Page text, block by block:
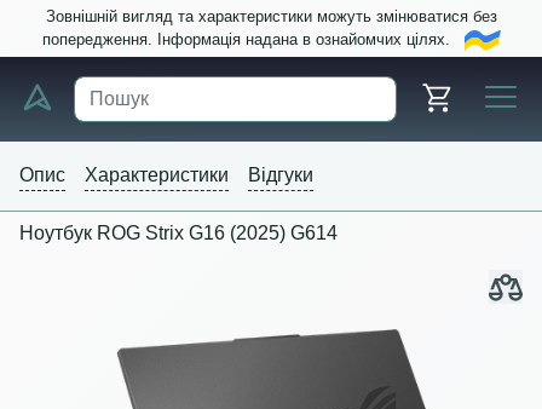
Зовнішній вигляд та характеристики можуть змінюватися без
попередження. Інформація надана в ознайомчих цілях.
Опис Характеристики Відгуки
Ноутбук ROG Strix G16 (2025) G614